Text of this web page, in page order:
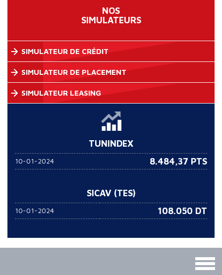
NOS
SIMULATEURS
SIMULATEUR DE CRÉDIT
SIMULATEUR DE PLACEMENT
SIMULATEUR LEASING
TUNINDEX
10-01-2024 8.484,37 PTS
SICAV (TES)
10-01-2024 108.050 DT